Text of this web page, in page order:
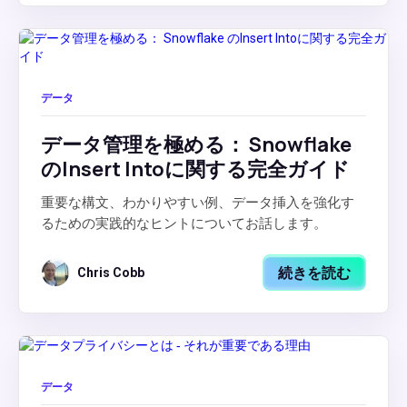
データ
データ管理を極める： Snowflake
のInsert Intoに関する完全ガイド
重要な構文、わかりやすい例、データ挿入を強化す
るための実践的なヒントについてお話します。
Chris Cobb 続きを読む
データ